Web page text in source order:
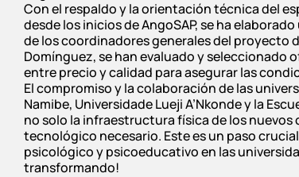
Con el respaldo y la orientación técnica del
desde los inicios de AngoSAP, se ha
de los coordinadores generales del proyecto
Domínguez, se han evaluado y seleccionado
entre precio y calidad para asegurar las
El compromiso y la colaboración de las
Namibe, Universidade Lueji A’Nkonde y la
no solo la infraestructura física de los
tecnológico necesario. Este es un paso
psicológico y psicoeducativo en las
transformando!